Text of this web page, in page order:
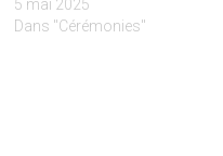
5 mai 2025
Dans "Cérémonies"